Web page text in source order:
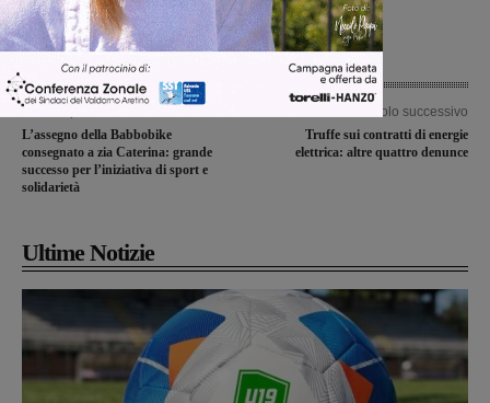
Articolo precedente
L’assegno della Babbobike
consegnato a zia Caterina: grande
successo per l’iniziativa di sport e
solidarietà
Articolo successivo
Truffe sui contratti di energie
elettrica: altre quattro denunce
Ultime Notizie